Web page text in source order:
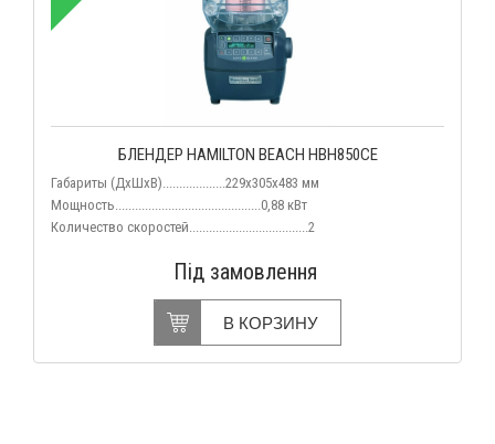
БЛЕНДЕР HAMILTON BEACH HBH850CE
Габариты (ДхШхВ)...................229х305х483 мм
Мощность............................................0,88 кВт
Количество скоростей....................................2
Під замовлення
В КОРЗИНУ